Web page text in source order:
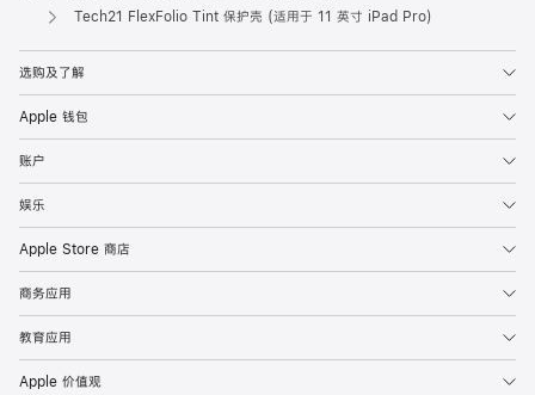
Apple
Tech21 FlexFolio Tint 保护壳 (适用于 11 英寸 iPad Pro)
选购及了解
Apple 钱包
账户
娱乐
Apple Store 商店
商务应用
教育应用
Apple 价值观